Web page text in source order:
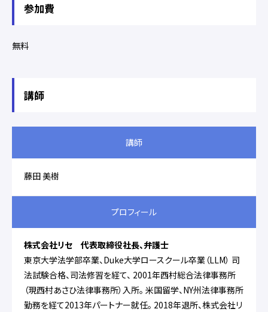
参加費
無料
講師
講師
藤田 美樹
プロフィール
株式会社リセ 代表取締役社長、弁護士
東京大学法学部卒業、Duke大学ロースクール卒業（LLM） 司
法試験合格、司法修習を経て、 2001年西村総合法律事務所
（現西村あさひ法律事務所）入所。 米国留学、NY州法律事務所
勤務を経て2013年パートナー就任。 2018年退所、株式会社リ